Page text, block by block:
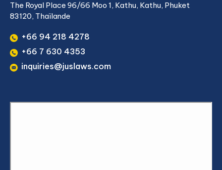
The Royal Place 96/66 Moo 1, Kathu, Kathu, Phuket
83120, Thaïlande
+66 94 218 4278
+66 7 630 4353
inquiries@juslaws.com